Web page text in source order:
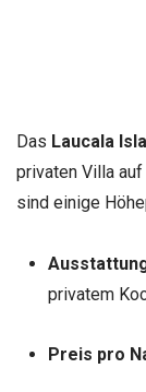
Das Laucala
privaten Villa
sind einige
privatem
Preis pro